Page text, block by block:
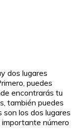
dos lugares
puedes
encontrarás tu
también puedes
los dos lugares
número